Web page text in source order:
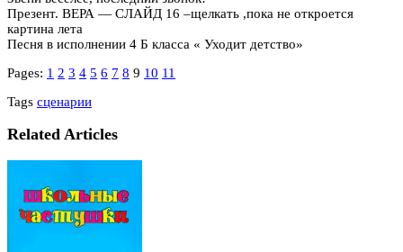
Презент. ВЕРА — СЛАЙД 16 –щелкать ,пока не откроется
картина лета
Песня в исполнении 4 Б класса « Уходит детство»
Pages: 1 2 3 4 5 6 7 8 9 10 11
Tags сценарии
Related Articles